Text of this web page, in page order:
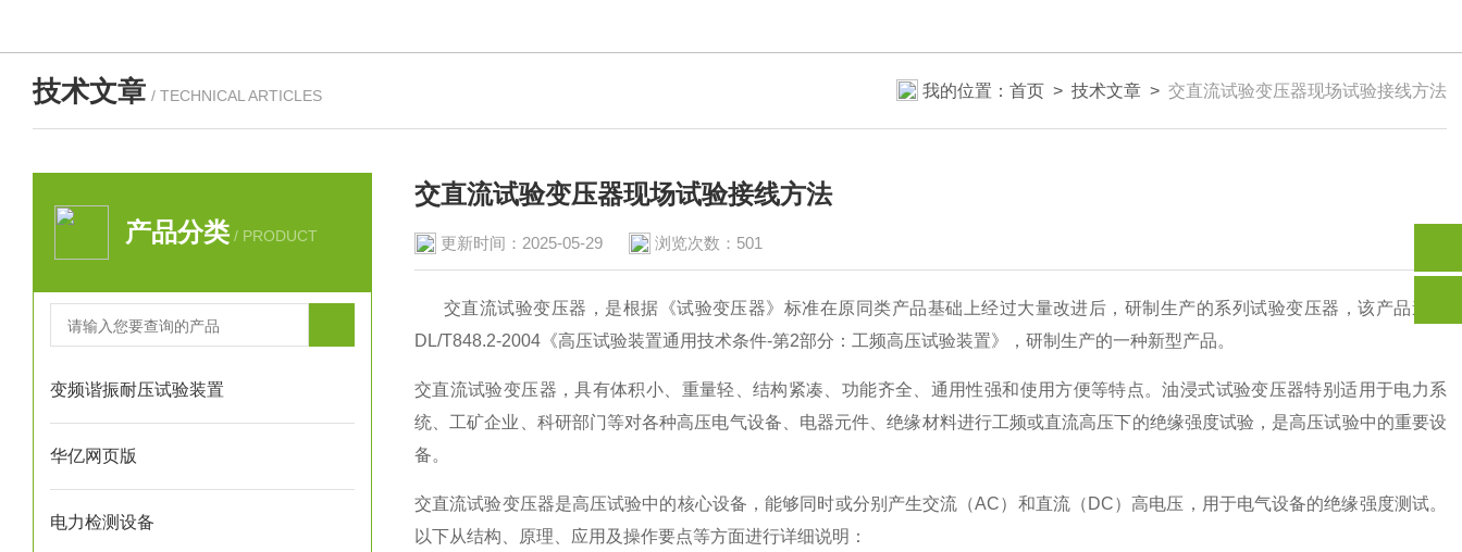
技术文章 / TECHNICAL ARTICLES 我的位置： 首页 > 技术文章 > 交直流试验变压器现场试验接线方法
产品分类 / PRODUCT
变频谐振耐压试验装置
华亿网页版
电力检测设备
交直流试验变压器现场试验接线方法
更新时间：2025-05-29 浏览次数：501
交直流试验变压器，是根据《试验变压器》标准在原同类产品基础上经过大量改进后，研制生产的系列试验变压器，该产品遵照
DL/T848.2-2004《高压试验装置通用技术条件-第2部分：工频高压试验装置》，研制生产的一种新型产品。
交直流试验变压器，具有体积小、重量轻、结构紧凑、功能齐全、通用性强和使用方便等特点。油浸式试验变压器特别适用于电力系
统、工矿企业、科研部门等对各种高压电气设备、电器元件、绝缘材料进行工频或直流高压下的绝缘强度试验，是高压试验中的重要设
备。
交直流试验变压器是高压试验中的核心设备，能够同时或分别产生交流（AC）和直流（DC）高电压，用于电气设备的绝缘强度测试。
以下从结构、原理、应用及操作要点等方面进行详细说明：